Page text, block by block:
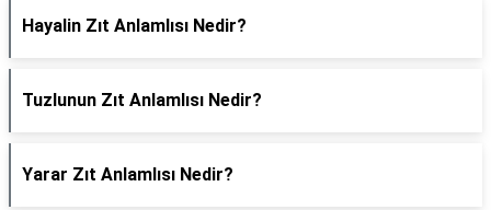
Hayalin Zıt Anlamlısı Nedir?
Tuzlunun Zıt Anlamlısı Nedir?
Yarar Zıt Anlamlısı Nedir?